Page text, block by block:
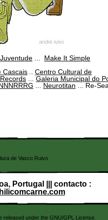
Make It Simple
Cascais
Centro Cultural de
Galeria Municipal do
Neurotitan ... Re-
de Vasco Ruivo
Portugal ||| contacto :
released under the GNU/GPL License.